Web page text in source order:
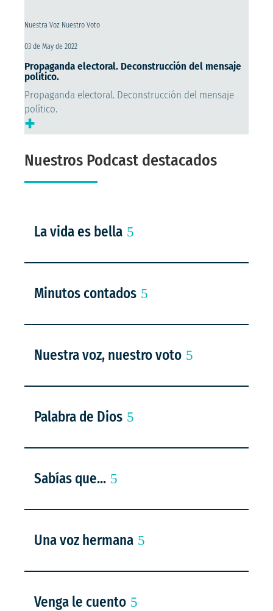
Nuestra Voz Nuestro Voto
03 de May de 2022
Propaganda electoral. Deconstrucción del mensaje
político.
Propaganda electoral. Deconstrucción del mensaje
político.
+
Nuestros Podcast destacados
La vida es bella
Minutos contados
Nuestra voz, nuestro voto
Palabra de Dios
Sabías que...
Una voz hermana
Venga le cuento